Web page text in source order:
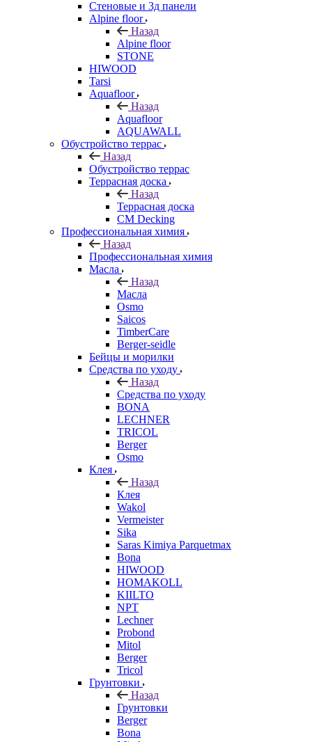
Стеновые и 3д панели
Alpine floor
Назад
Alpine floor
STONE
HIWOOD
Tarsi
Aquafloor
Назад
Aquafloor
AQUAWALL
Обустройство террас
Назад
Обустройство террас
Террасная доска
Назад
Террасная доска
CM Decking
Профессиональная химия
Назад
Профессиональная химия
Масла
Назад
Масла
Osmo
Saicos
TimberCare
Berger-seidle
Бейцы и морилки
Средства по уходу
Назад
Средства по уходу
BONA
LECHNER
TRICOL
Berger
Osmo
Клея
Назад
Клея
Wakol
Vermeister
Sika
Saras Kimiya Parquetmax
Bona
HIWOOD
HOMAKOLL
KIILTO
NPT
Lechner
Probond
Mitol
Berger
Tricol
Грунтовки
Назад
Грунтовки
Berger
Bona